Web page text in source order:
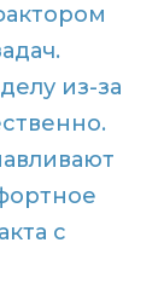
из-за
с